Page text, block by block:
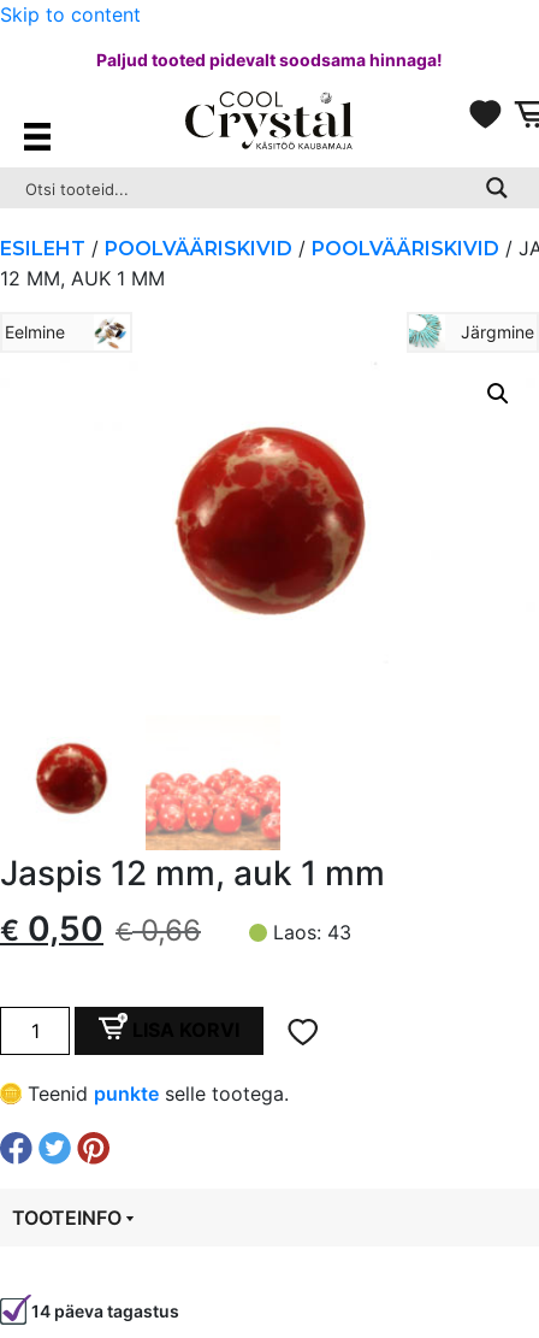
Skip to content
Paljud tooted pidevalt soodsama hinnaga!
ESILEHT / POOLVÄÄRISKIVID / POOLVÄÄRISKIVID /
12 MM, AUK 1 MM
Eelmine Järgmine
Jaspis 12 mm, auk 1 mm
€0,66
Algne
oli:
€ 0,66.
€ 0,50
Current
is:
€ 0,50.
Laos: 43
Jaspis
12
mm,
auk
1
mm
Teenid punkte selle tootega.
TOOTEINFO
Värvus
Punane
14 päeva tagastus